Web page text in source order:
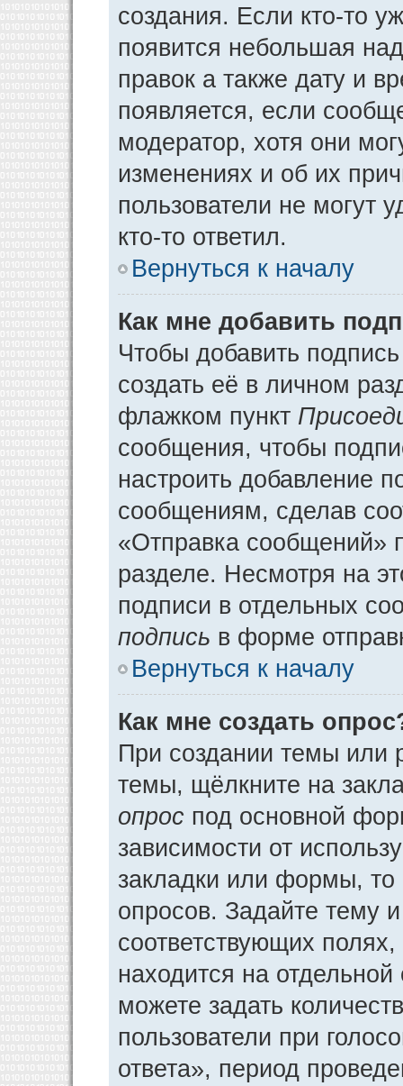
создания. Если кто-то
появится небольшая
правок а также дату и
появляется, если
модератор, хотя они
изменениях и об их
пользователи не могут
кто-то ответил.
Вернуться к началу
Как мне добавить
Чтобы добавить
создать её в личном
флажком пункт
сообщения, чтобы
настроить добавление
сообщениям, сделав
«Отправка сообщений»
разделе. Несмотря на
подписи в отдельных
подпись в форме
Вернуться к началу
Как мне создать
При создании темы или
темы, щёлкните на
опрос под основной
зависимости от
закладки или формы, то
опросов. Задайте тему
соответствующих
находится на
можете задать
пользователи при
ответа», период